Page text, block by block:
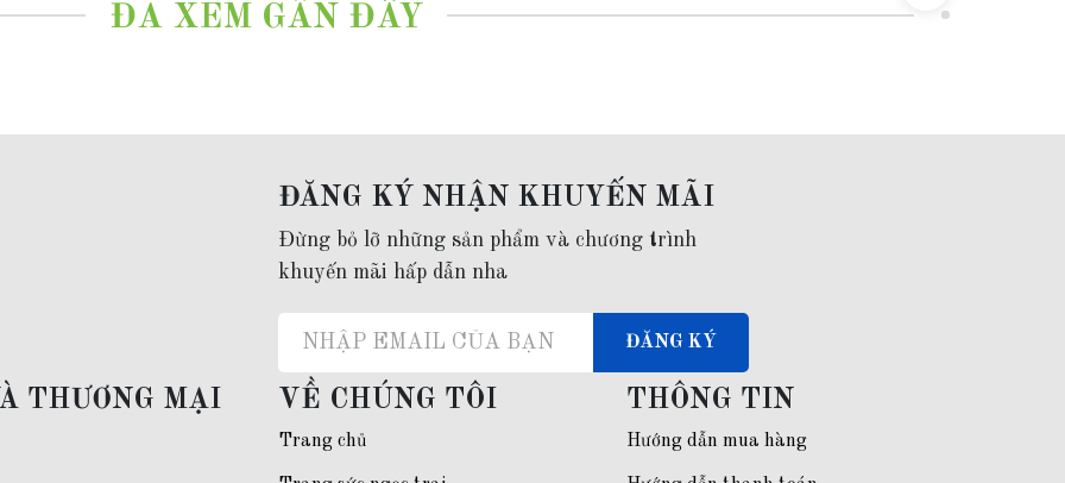
nữ, mặt dây chuyền vàng nữ dep, vòng cổ vàng tây nữ, dây chuyền vàng nữ 2 triệu
ĐÃ XEM GẦN ĐÂY
ĐĂNG KÝ NHẬN KHUYẾN MÃI
Đừng bỏ lỡ những sản phẩm và chương trình
khuyến mãi hấp dẫn nha
ĐĂNG KÝ
THƯƠNG MẠI
VỀ CHÚNG TÔI
Trang chủ
THÔNG TIN
Hướng dẫn mua hàng